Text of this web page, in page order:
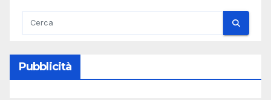
Pubblicità